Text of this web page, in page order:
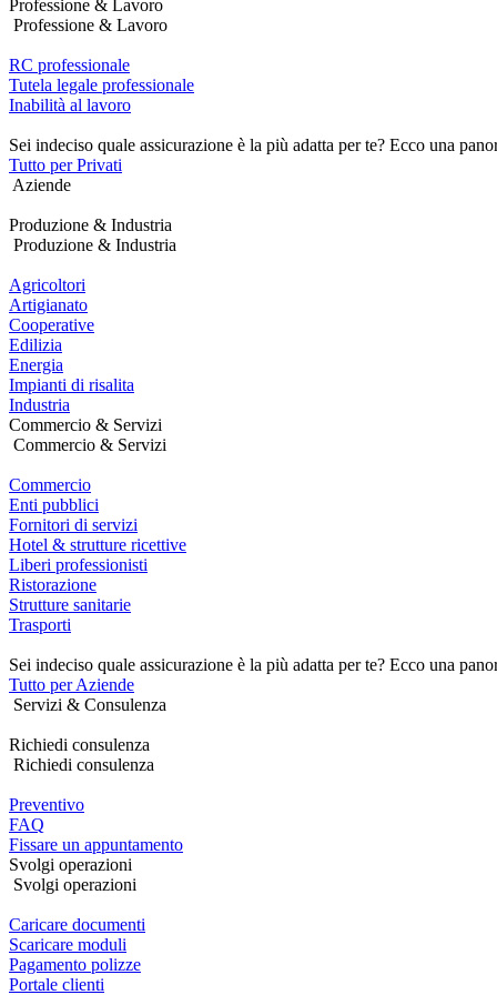
Professione & Lavoro
Professione & Lavoro
RC professionale
Tutela legale professionale
Inabilità al lavoro
Sei indeciso quale assicurazione è la più adatta per te? Ecco una
Tutto per Privati
Aziende
Produzione & Industria
Produzione & Industria
Agricoltori
Artigianato
Cooperative
Edilizia
Energia
Impianti di risalita
Industria
Commercio & Servizi
Commercio & Servizi
Commercio
Enti pubblici
Fornitori di servizi
Hotel & strutture ricettive
Liberi professionisti
Ristorazione
Strutture sanitarie
Trasporti
Sei indeciso quale assicurazione è la più adatta per te? Ecco una
Tutto per Aziende
Servizi & Consulenza
Richiedi consulenza
Richiedi consulenza
Preventivo
FAQ
Fissare un appuntamento
Svolgi operazioni
Svolgi operazioni
Caricare documenti
Scaricare moduli
Pagamento polizze
Portale clienti